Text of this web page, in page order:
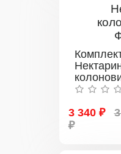
3 340 ₽
₽